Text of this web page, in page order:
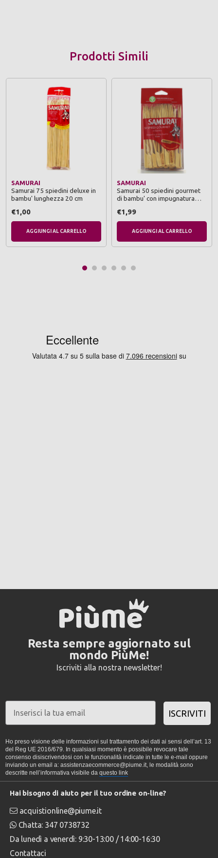
Prodotti Simili
SAMURAI
Samurai 75 spiedini deluxe in
bambu' lunghezza 20 cm
€1,00
AGGIUNGI AL CARRELLO
SAMURAI
Samurai 50 spiedini gourmet
di bambu' con impugnatura
€1,99
AGGIUNGI AL CARRELLO
Resta sempre aggiornato sul
mondo PiùMe!
Iscriviti alla nostra newsletter!
ISCRIVITI
Ho preso visione delle informazioni sul trattamento dei dati ai sensi dell’art. 13
del Reg UE 2016/679. In qualsiasi momento è possibile revocare tale
consenso disiscrivendosi con le funzionalità indicate in tutte le e-mail oppure
inviando un email a: assistenzaecommerce@piume.it, le modalità sono
descritte nell’informativa visibile da questo link
Hai bisogno di aiuto per il tuo ordine on-line?
acquistionline@piume.it
Chatta: 347 0738732
Da lunedì a venerdì: 9:30-13:00 / 14:00-16:30
Contattaci